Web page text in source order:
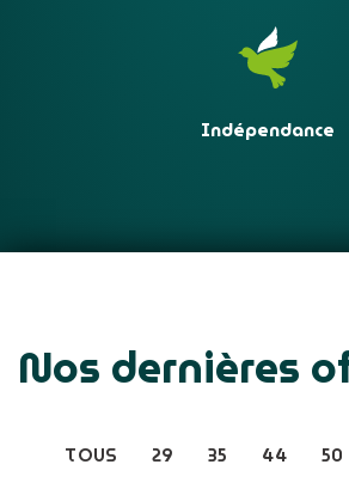
Indépendance
Nos dernières
TOUS 29 35 44 50